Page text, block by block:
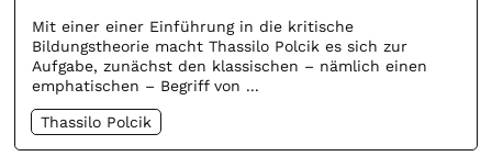
Mit einer einer Einführung in die kritische
Bildungstheorie macht Thassilo Polcik es sich zur
Aufgabe, zunächst den klassischen – nämlich einen
emphatischen – Begriff von ...
Thassilo Polcik